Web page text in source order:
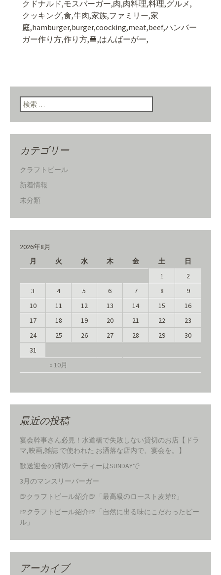
クドナルド,モスバーガー,肉,肉料理,料理,グルメ,
クッキング,食,牛肉,家族,ファミリー,家
庭,hamburger,burger,coocking,meat,beef,ハンバー
ガー作り方,作り方,🍔,はんばーがー,
検索:
カテゴリー
クラフトビール
新着情報
未分類
2026年8月
月
火 水 木 金 土 日
« 10月
1
2
3
4 5 6 7 8
9
10
11 12 13 14 15
16
17
18 19 20 21 22
23
24
25 26 27 28 29
30
31
最近の投稿
宴会幹事さん必見！水道橋で失敗しない貸切のお店【ドラ
マ,映画,雑誌 で使われた お洒落な店内で、宴会を。】
歓送迎会の貸切パーティーはSUNDAYで
3月のマンスリーバーガー
🍺クラフトビール紹介🍺「最高級のロースト麦芽!?」
🍺クラフトビール紹介🍺「自然に出る味にこだわったビー
ル」
アーカイブ